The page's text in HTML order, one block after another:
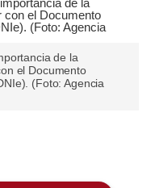
de la
el Documento
(Foto: Agencia